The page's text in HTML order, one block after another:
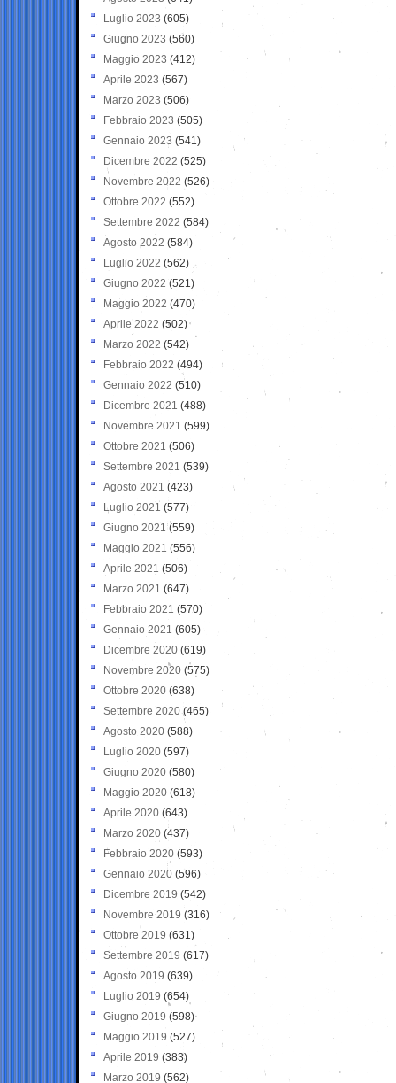
Luglio 2023 (605)
Giugno 2023 (560)
Maggio 2023 (412)
Aprile 2023 (567)
Marzo 2023 (506)
Febbraio 2023 (505)
Gennaio 2023 (541)
Dicembre 2022 (525)
Novembre 2022 (526)
Ottobre 2022 (552)
Settembre 2022 (584)
Agosto 2022 (584)
Luglio 2022 (562)
Giugno 2022 (521)
Maggio 2022 (470)
Aprile 2022 (502)
Marzo 2022 (542)
Febbraio 2022 (494)
Gennaio 2022 (510)
Dicembre 2021 (488)
Novembre 2021 (599)
Ottobre 2021 (506)
Settembre 2021 (539)
Agosto 2021 (423)
Luglio 2021 (577)
Giugno 2021(559)
Maggio 2021 (556)
Aprile 2021 (506)
Marzo 2021 (647)
Febbraio 2021 (570)
Gennaio 2021 (605)
Dicembre 2020 (619)
Novembre 2020 (575)
Ottobre 2020 (638)
Settembre 2020(465)
Agosto 2020 (588)
Luglio 2020 (597)
Giugno 2020 (580)
Maggio 2020 (618)
Aprile 2020 (643)
Marzo 2020 (437)
Febbraio 2020 (593)
Gennaio 2020 (596)
Dicembre 2019 (542)
Novembre 2019 (316)
Ottobre 2019 (631)
Settembre 2019 (617)
Agosto 2019 (639)
Luglio 2019 (654)
Giugno 2019 (598)
Maggio 2019 (527)
Aprile 2019 (383)
Marzo 2019 (562)